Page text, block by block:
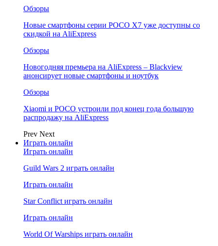
Обзоры
Новые смартфоны серии POCO X7 уже доступны со
скидкой на AliExpress
Обзоры
Новогодняя премьера на AliExpress – Blackview
анонсирует новые смартфоны и ноутбук
Обзоры
Xiaomi и POCO устроили под конец года большую
распродажу на AliExpress
Prev Next
Играть онлайн
Играть онлайн
Guild Wars 2 играть онлайн
Играть онлайн
Star Conflict играть онлайн
Играть онлайн
World Of Warships играть онлайн